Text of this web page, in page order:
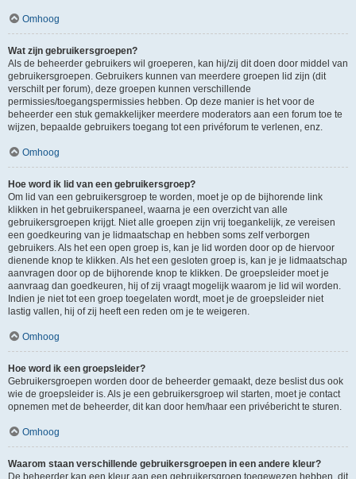
Omhoog
Wat zijn gebruikersgroepen?
Als de beheerder gebruikers wil groeperen, kan hij/zij dit doen door middel van
gebruikersgroepen. Gebruikers kunnen van meerdere groepen lid zijn (dit
verschilt per forum), deze groepen kunnen verschillende
permissies/toegangspermissies hebben. Op deze manier is het voor de
beheerder een stuk gemakkelijker meerdere moderators aan een forum toe te
wijzen, bepaalde gebruikers toegang tot een privéforum te verlenen, enz.
Omhoog
Hoe word ik lid van een gebruikersgroep?
Om lid van een gebruikersgroep te worden, moet je op de bijhorende link
klikken in het gebruikerspaneel, waarna je een overzicht van alle
gebruikersgroepen krijgt. Niet alle groepen zijn vrij toegankelijk, ze vereisen
een goedkeuring van je lidmaatschap en hebben soms zelf verborgen
gebruikers. Als het een open groep is, kan je lid worden door op de hiervoor
dienende knop te klikken. Als het een gesloten groep is, kan je je lidmaatschap
aanvragen door op de bijhorende knop te klikken. De groepsleider moet je
aanvraag dan goedkeuren, hij of zij vraagt mogelijk waarom je lid wil worden.
Indien je niet tot een groep toegelaten wordt, moet je de groepsleider niet
lastig vallen, hij of zij heeft een reden om je te weigeren.
Omhoog
Hoe word ik een groepsleider?
Gebruikersgroepen worden door de beheerder gemaakt, deze beslist dus ook
wie de groepsleider is. Als je een gebruikersgroep wil starten, moet je contact
opnemen met de beheerder, dit kan door hem/haar een privébericht te sturen.
Omhoog
Waarom staan verschillende gebruikersgroepen in een andere kleur?
De beheerder kan een kleur aan een gebruikersgroep toegewezen hebben, dit